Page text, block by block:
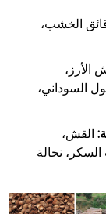
الخشب،
الأرز،
السوداني،
القش،
نخالة